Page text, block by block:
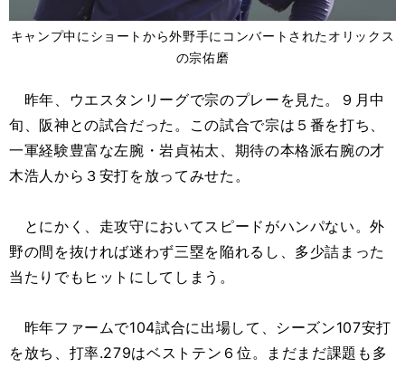
キャンプ中にショートから外野手にコンバートされたオリックス
の宗佑磨
昨年、ウエスタンリーグで宗のプレーを見た。９月中
旬、阪神との試合だった。この試合で宗は５番を打ち、
一軍経験豊富な左腕・岩貞祐太、期待の本格派右腕の才
木浩人から３安打を放ってみせた。
とにかく、走攻守においてスピードがハンパない。外
野の間を抜ければ迷わず三塁を陥れるし、多少詰まった
当たりでもヒットにしてしまう。
昨年ファームで104試合に出場して、シーズン107安打
を放ち、打率.279はベストテン６位。まだまだ課題も多